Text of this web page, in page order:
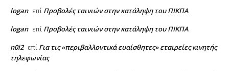
logan επί Προβολές ταινιών στην κατάληψη του ΠΙΚΠΑ
logan επί Προβολές ταινιών στην κατάληψη του ΠΙΚΠΑ
n0i2 επί Για τις «περιβαλλοντικά ευαίσθητες» εταιρείες κινητής
τηλεφωνίας